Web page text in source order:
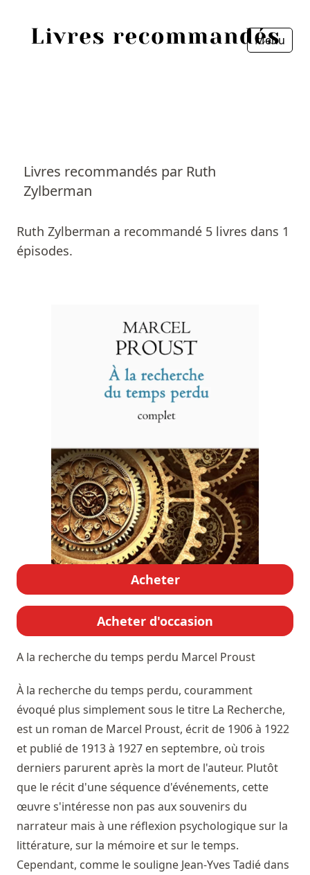
Menu
Livres recommandés par Ruth
Zylberman
Ruth Zylberman a recommandé 5 livres dans 1
épisodes.
Acheter
Acheter d'occasion
A la recherche du temps perdu Marcel Proust
À la recherche du temps perdu, couramment
évoqué plus simplement sous le titre La Recherche,
est un roman de Marcel Proust, écrit de 1906 à 1922
et publié de 1913 à 1927 en septembre, où trois
derniers parurent après la mort de l'auteur. Plutôt
que le récit d'une séquence d'événements, cette
œuvre s'intéresse non pas aux souvenirs du
narrateur mais à une réflexion psychologique sur la
littérature, sur la mémoire et sur le temps.
Cependant, comme le souligne Jean-Yves Tadié dans
Personnes
Livres
Fermer